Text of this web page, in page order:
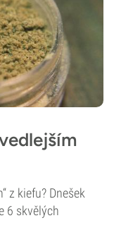
z kiefu? Dnešek
6 skvělých